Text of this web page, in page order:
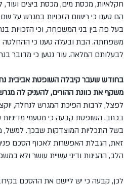
הם טענו כי רישום הזכויות במגרש על
בעל פה בין בני המשפחה, וכי הזכויות
משפחתה. הבת ובעלה טענו כי
לבעלותם המלאה. עוד נטען כי מדובר
בחודש שעבר קיבלה השופטת אביבית
משקף את כוונת ההורים, להעניק לה
לפצל, לרבות הפיכת המגרש לנחלה,
בכתב. השופטת קבעה כי מטעמי מדיניות
בשל התכליות המוצדקות שבכך. למשל,
זאת, הגבלת האפשרות לאכוף הסכם
הלב, ההגינות ודיני עשיית עושר ולא
לכן, קבעה כי יש ליישם את ההסכם